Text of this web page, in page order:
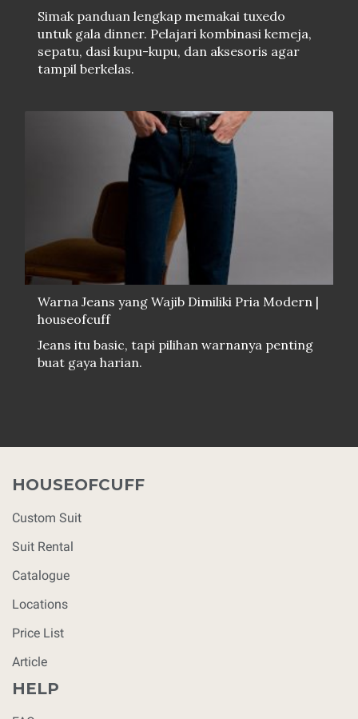
Simak panduan lengkap memakai tuxedo
untuk gala dinner. Pelajari kombinasi kemeja,
sepatu, dasi kupu-kupu, dan aksesoris agar
tampil berkelas.
Warna Jeans yang Wajib Dimiliki Pria Modern |
houseofcuff
Jeans itu basic, tapi pilihan warnanya penting
buat gaya harian.
HOUSEOFCUFF
Custom Suit
Suit Rental
Catalogue
Locations
Price List
Article
HELP